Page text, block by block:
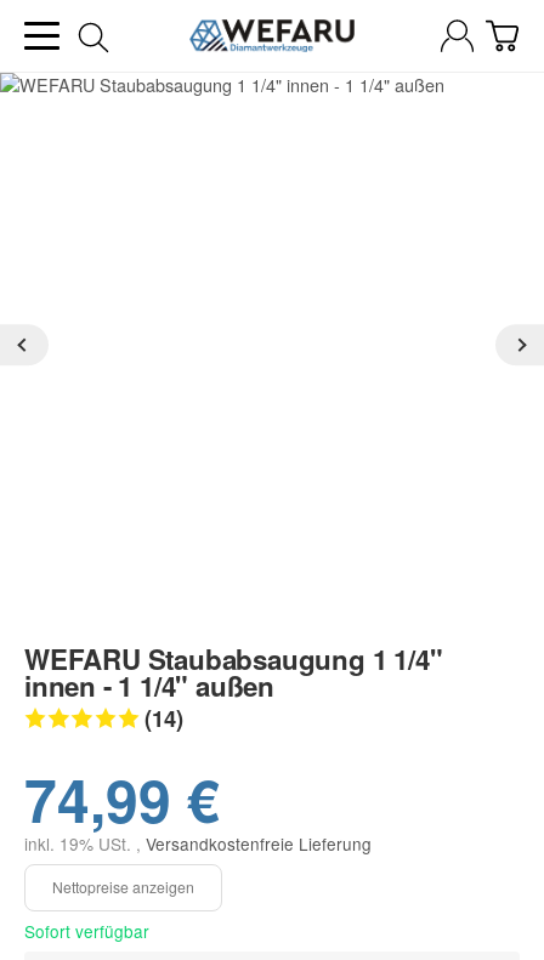
WEFARU Staubabsaugung 1 1/4"
innen - 1 1/4" außen
(14)
74,99 €
inkl. 19% USt. , Versandkostenfreie Lieferung
Sofort verfügbar